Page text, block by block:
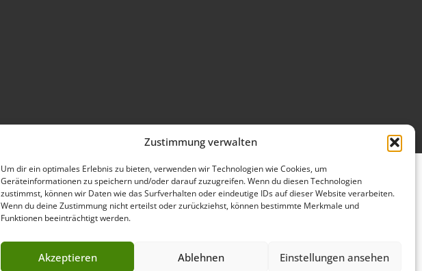
Zustimmung verwalten
Um dir ein optimales Erlebnis zu bieten, verwenden wir Technologien wie Cookies, um
Geräteinformationen zu speichern und/oder darauf zuzugreifen. Wenn du diesen Technologien
zustimmst, können wir Daten wie das Surfverhalten oder eindeutige IDs auf dieser Website verarbeiten.
Wenn du deine Zustimmung nicht erteilst oder zurückziehst, können bestimmte Merkmale und
Funktionen beeinträchtigt werden.
Akzeptieren Ablehnen Einstellungen ansehen
Cookie-Richtlinie (EU)